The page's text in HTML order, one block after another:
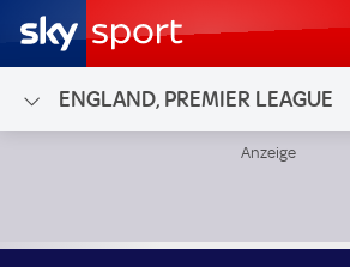
ENGLAND, PREMIER LEAGUE